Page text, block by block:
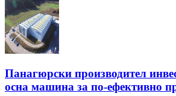
Панагюрски производител
осна машина за по-ефективно